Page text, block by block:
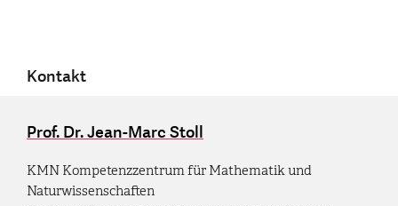
Kontakt
Prof. Dr. Jean-Marc Stoll
KMN Kompetenzzentrum für Mathematik und
Naturwissenschaften